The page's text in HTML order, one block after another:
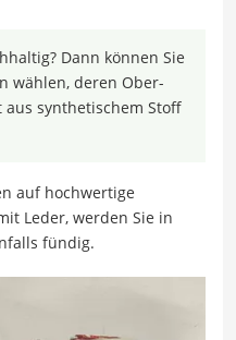
Dann können Sie
wählen, deren Ober-
synthetischem Stoff
auf hochwertige
Leder, werden Sie in
fündig.